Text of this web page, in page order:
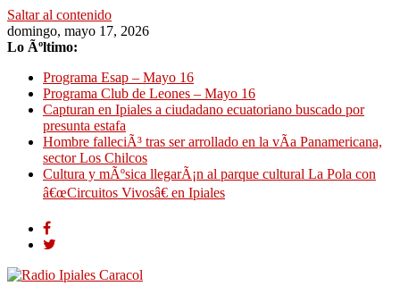
Saltar al contenido
domingo, mayo 17, 2026
Lo Ãºltimo:
Programa Esap – Mayo 16
Programa Club de Leones – Mayo 16
Capturan en Ipiales a ciudadano ecuatoriano buscado por
presunta estafa
Hombre falleciÃ³ tras ser arrollado en la vÃ­a Panamericana,
sector Los Chilcos
Cultura y mÃºsica llegarÃ¡n al parque cultural La Pola con
â€œCircuitos Vivosâ€ en Ipiales